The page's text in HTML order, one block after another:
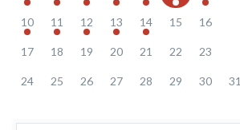
10 11 12 13 14 15 16
17 18 19 20 21 22 23
24 25 26 27 28 29 30 31